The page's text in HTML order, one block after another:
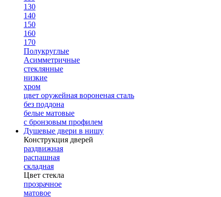
130
140
150
160
170
Полукруглые
Асимметричные
стеклянные
низкие
хром
цвет оружейная вороненая сталь
без поддона
белые матовые
с бронзовым профилем
Душевые двери в нишу
Конструкция дверей
раздвижная
распашная
складная
Цвет стекла
прозрачное
матовое